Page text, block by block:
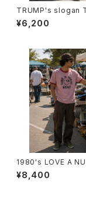
TRUMP's slogan
ドナルド・トランプ ス
チーフTシャツ-
¥6,200
1980's LOVE A
T TRIM T-Shirts -
霜降りリンガーTシャ
¥8,400